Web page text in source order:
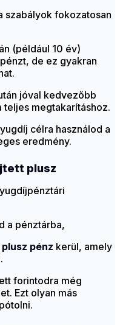
szabályok fokozatosan
(például 10 év)
de ez gyakran
jóval kedvezőbb
megtakarításhoz.
célra használod a
eredmény.
plusz
a pénztárba,
plusz pénz kerül, amely
forintodra még
Ezt olyan más